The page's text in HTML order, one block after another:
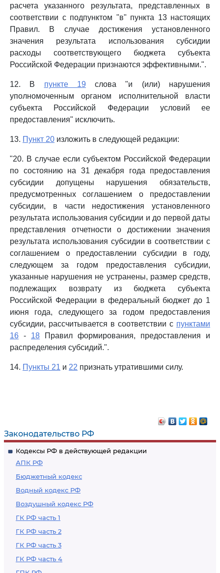
Законодательство РФ
Кодексы РФ в действующей редакции
АПК РФ
Бюджетный кодекс
Водный кодекс РФ
Воздушный кодекс РФ
ГК РФ часть 1
ГК РФ часть 2
ГК РФ часть 3
ГК РФ часть 4
расчета указанного результата, представленных в
соответствии с подпунктом "в" пункта 13 настоящих
Правил. В случае достижения установленного
значения результата использования субсидии
расходы соответствующего бюджета субъекта
Российской Федерации признаются эффективными.".
12. В пункте 19 слова "и (или) нарушения
уполномоченным органом исполнительной власти
субъекта Российской Федерации условий ее
предоставления" исключить.
13. Пункт 20 изложить в следующей редакции:
"20. В случае если субъектом Российской Федерации
по состоянию на 31 декабря года предоставления
субсидии допущены нарушения обязательств,
предусмотренных соглашением о предоставлении
субсидии, в части недостижения установленного
результата использования субсидии и до первой даты
представления отчетности о достижении значения
результата использования субсидии в соответствии с
соглашением о предоставлении субсидии в году,
следующем за годом предоставления субсидии,
указанные нарушения не устранены, размер средств,
подлежащих возврату из бюджета субъекта
Российской Федерации в федеральный бюджет до 1
июня года, следующего за годом предоставления
субсидии, рассчитывается в соответствии с пунктами
16 - 18 Правил формирования, предоставления и
распределения субсидий.".
14. Пункты 21 и 22 признать утратившими силу.